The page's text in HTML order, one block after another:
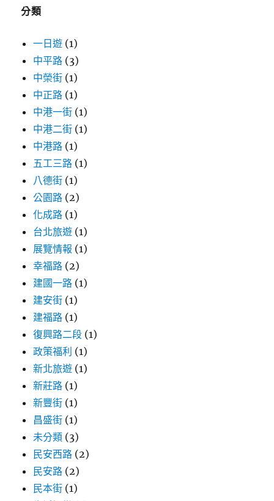
分類
一日遊 (1)
中平路 (3)
中榮街 (1)
中正路 (1)
中港一街 (1)
中港二街 (1)
中港路 (1)
五工三路 (1)
八德街 (1)
公園路 (2)
化成路 (1)
台北旅遊 (1)
展覽情報 (1)
幸福路 (2)
建國一路 (1)
建安街 (1)
建福路 (1)
復興路二段 (1)
政策福利 (1)
新北旅遊 (1)
新莊路 (1)
新豐街 (1)
昌盛街 (1)
未分類 (3)
民安西路 (2)
民安路 (2)
民本街 (1)